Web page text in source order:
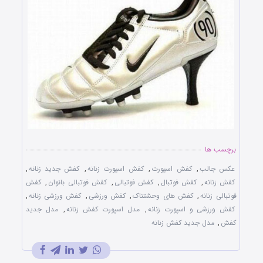
برچسب ها
عکس جالب, کفش اسپورت , کفش اسپورت زنانه, کفش جدید زنانه,
کفش زنانه, کفش فوتبال , کفش فوتبالی , کفش فوتبالی بانوان , کفش
فوتبالی زنانه, کفش های وحشتناک, کفش ورزشی , کفش ورزشی زنانه,
کفش ورزشی و اسپورت زنانه, مدل اسپورت کفش زنانه, مدل جدید
کفش , مدل جدید کفش زنانه